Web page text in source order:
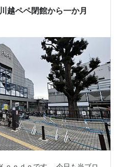
来ました。…
越ペペ閉館から一か月